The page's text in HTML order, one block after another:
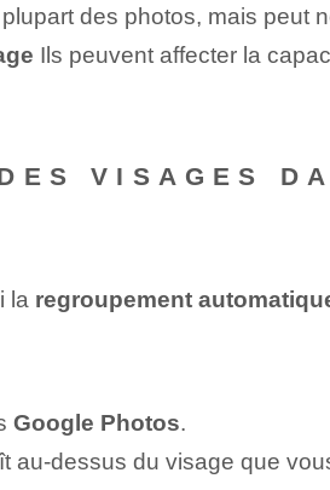
des photos, mais peut
Ils peuvent affecter la
VISAGES
la regroupement
Google Photos.
au-dessus⁢ du visage que